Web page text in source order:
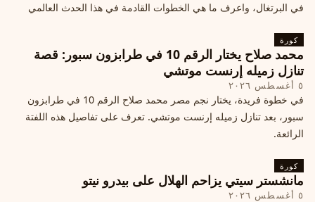
في البرتغال، واعرف ما هي الخطوات القادمة في هذا الحدث العالمي
كورة
محمد صلاح يختار الرقم 10 في طرابزون سبور: قصة
تنازل زميله إرنست موتشي
٥ أغسطس ٢٠٢٦
في خطوة فريدة، يختار نجم مصر محمد صلاح الرقم 10 في طرابزون
سبور، بعد تنازل زميله إرنست موتشي. تعرف على تفاصيل هذه اللفتة
الرائعة.
كورة
مانشستر سيتي يزاحم الهلال على بيدرو نيتو
٥ أغسطس ٢٠٢٦